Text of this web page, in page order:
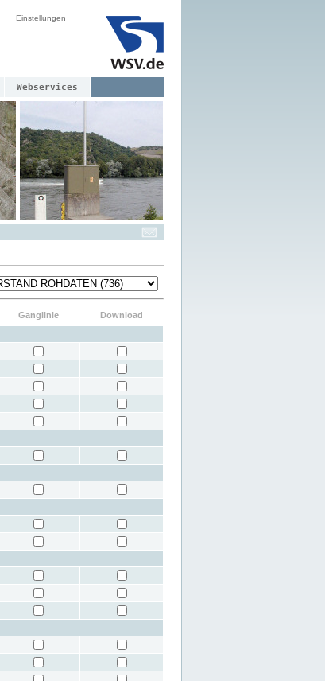
Einstellungen
Webservices
Ganglinie
Download